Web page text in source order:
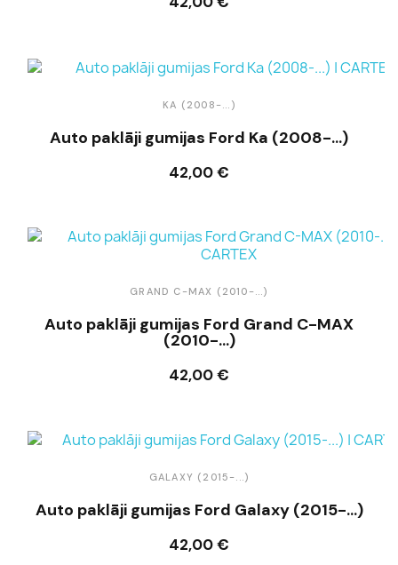
Ielikt grozā
KA (2008-...)
Auto paklāji gumijas Ford Ka (2008-...)
42,00 €
Ielikt grozā
GRAND C-MAX (2010-...)
Auto paklāji gumijas Ford Grand C-MAX
(2010-...)
42,00 €
Ielikt grozā
GALAXY (2015-...)
Auto paklāji gumijas Ford Galaxy (2015-...)
42,00 €
Ielikt grozā